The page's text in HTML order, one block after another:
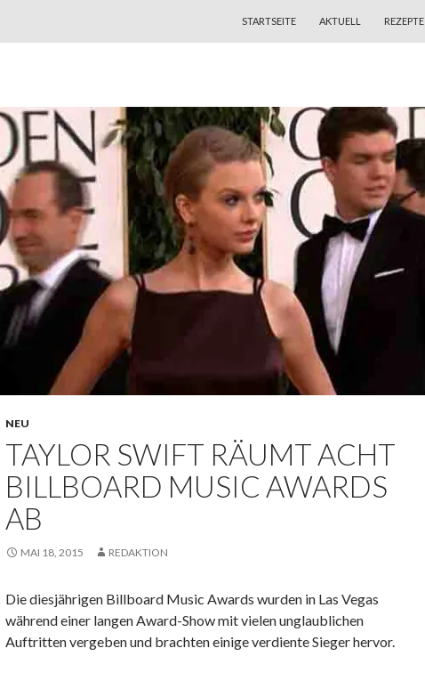
STARTSEITE
AKTUELL REZEPTE
NEU
TAYLOR SWIFT RÄUMT ACHT
BILLBOARD MUSIC AWARDS
AB
MAI 18, 2015 REDAKTION
Die diesjährigen Billboard Music Awards wurden in Las Vegas
während einer langen Award-Show mit vielen unglaublichen
Auftritten vergeben und brachten einige verdiente Sieger hervor.